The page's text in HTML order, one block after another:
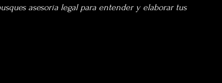
asesoría legal para entender y elaborar tus